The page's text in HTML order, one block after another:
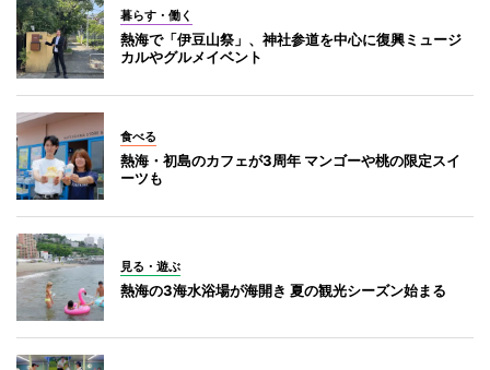
暮らす・働く
熱海で「伊豆山祭」、神社参道を中心に復興ミュージ
カルやグルメイベント
食べる
熱海・初島のカフェが3周年 マンゴーや桃の限定スイ
ーツも
見る・遊ぶ
熱海の3海水浴場が海開き 夏の観光シーズン始まる